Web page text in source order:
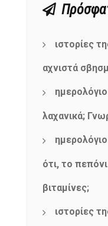
ιστορίες
αχνιστά
λαχανικά;
ότι, το
βιταμίνες;
ιστορίες